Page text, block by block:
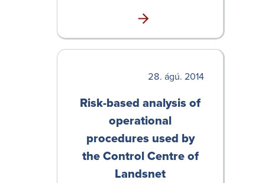
ágú. 2014
Risk-based analysis of
operati­onal
procedures used by
the Control Centre of
Landsnet